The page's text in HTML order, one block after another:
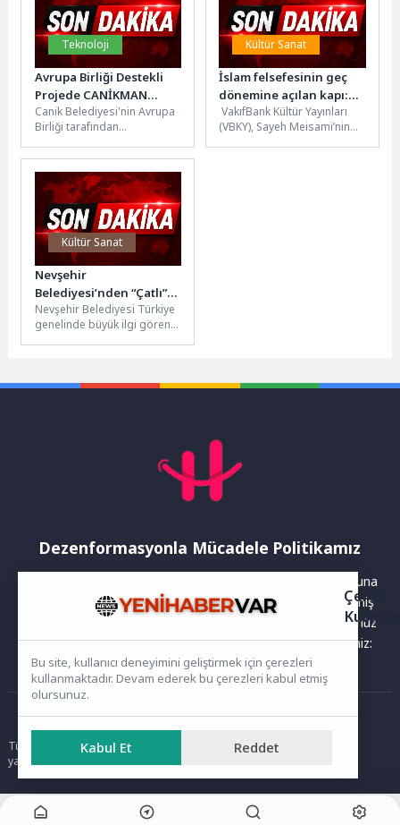
Teknoloji
Avrupa Birliği Destekli
Projede CANİKMAN
Rüzgârı
Canik Belediyesi'nin Avrupa
Birliği tarafından
5.0 İstihdam ve Dijital
Girişimcilik' projesinde
Türkiye'nin nüfusa...
Kültür Sanat
İslam felsefesinin geç
dönemine açılan kapı:
“Molla Sadrâ”
VakıfBank Kültür Yayınları
(VBKY), Sayeh Meisami’nin
Kültür Sanat
Nevşehir
Belediyesi’nden “Çatlı”
Filmi Gösterimi
Nevşehir Belediyesi Türkiye
genelinde büyük ilgi gören
Dezenformasyonla Mücadele Politikamız
Yayınlanan haberler doğruluk ilkesi gözetilerek hazırlanır. Buna
rağmen bazı içeriklerde eksik, hatalı veya güncelliğini yitirmiş
bilgiler bulunabilir.Yanlış veya yanıltıcı olduğunu düşündüğünüz
haberleri aşağıdaki iletişim kanallarından bize bildirebilirsiniz:
Ana Sayfa
Tüm hakları saklıdır. Sitede yer alan içerikler izinsiz kopyalanamaz,
yayımlanamaz ve kullanılamaz.
Çerez
Bu site, kullanıcı deneyimini geliştirmek için çerezleri
kullanmaktadır. Devam ederek bu çerezleri kabul etmiş
olursunuz.
Kabul Et Reddet